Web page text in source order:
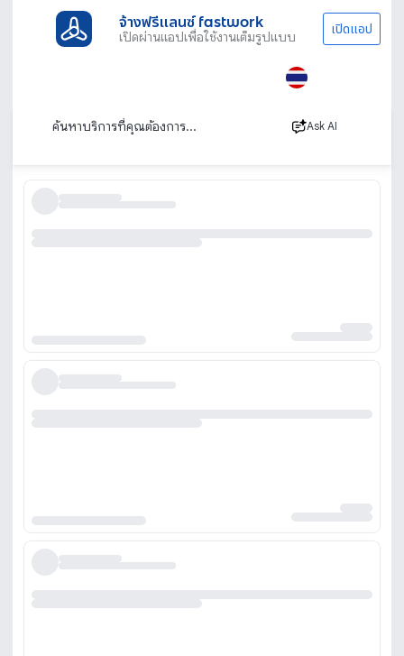
จ้างฟรีแลนซ์ fastwork
เปิดผ่านแอปเพื่อใช้งานเต็มรูปแบบ เปิดแอป
Ask AI
ผลิตกล่องกระดาษ
เรียงตาม